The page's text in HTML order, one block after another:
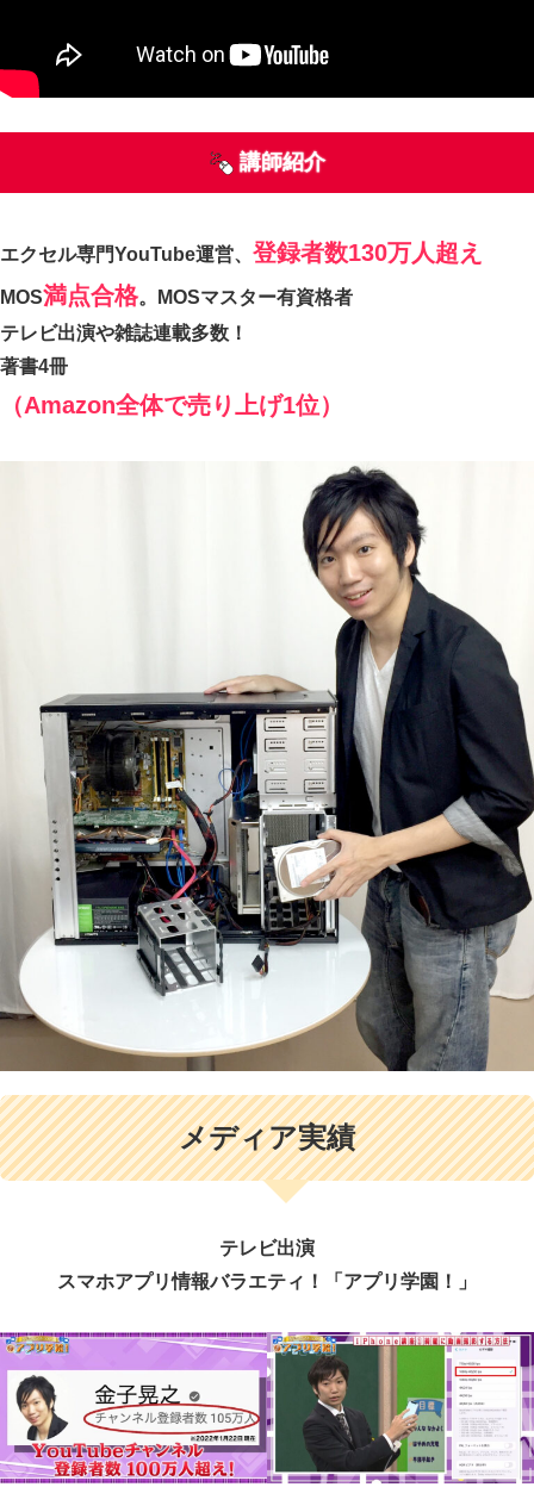
講師紹介
エクセル専門YouTube運営、 登録者数130万人超え
MOS満点合格。MOSマスター有資格者
テレビ出演や雑誌連載多数！
著書4冊
（Amazon全体で売り上げ1位）
メディア実績
テレビ出演
スマホアプリ情報バラエティ！「アプリ学園！」